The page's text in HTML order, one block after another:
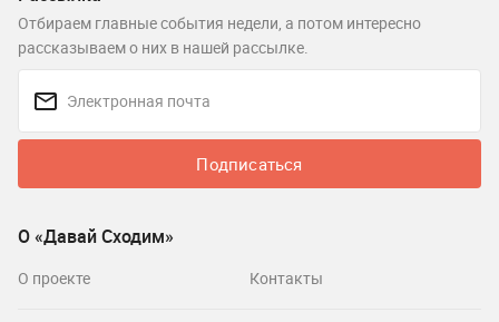
Отбираем главные события недели, а потом интересно
рассказываем о них в нашей рассылке.
Подписаться
О «Давай Сходим»
О проекте Контакты